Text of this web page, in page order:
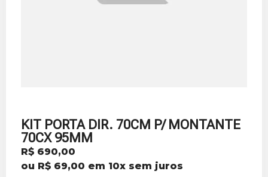
KIT PORTA DIR. 70CM P/ MONTANTE
70CX 95MM
R$ 690,00
ou R$ 69,00 em 10x sem juros